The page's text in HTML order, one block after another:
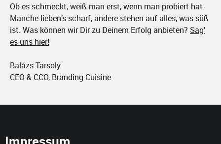
Ob es schmeckt, weiß man erst, wenn man probiert hat.
Manche lieben’s scharf, andere stehen auf alles, was süß
ist. Was können wir Dir zu Deinem Erfolg anbieten? Sag’
es uns hier!
Balázs Tarsoly
CEO & CCO, Branding Cuisine